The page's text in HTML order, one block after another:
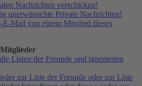
Nachrichten verschicken!
unerwünschte Private Nachrichten!
E-Mail von einem Mitglied dieses
Listen der Freunde und ignorierten
zur Liste der Freunde oder zur Liste